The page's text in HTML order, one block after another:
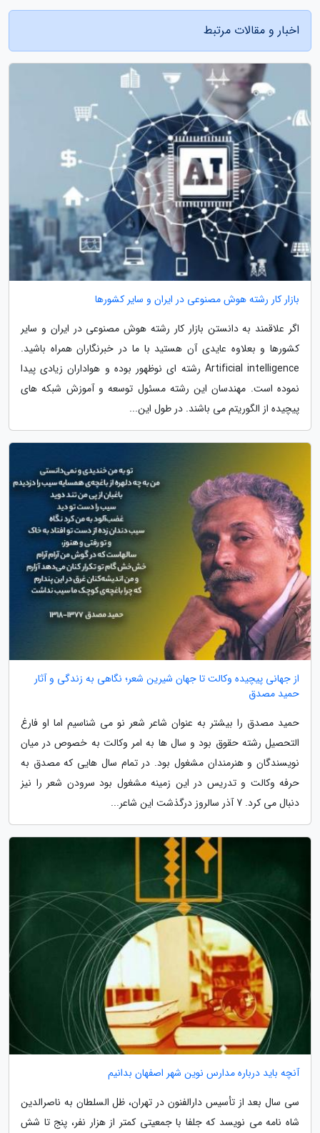
اخبار و مقالات مرتبط
بازار کار رشته هوش مصنوعی در ایران و سایر کشورها
اگر علاقمند به دانستن بازار کار رشته هوش مصنوعی در ایران و سایر
کشورها و بعلاوه عایدی آن هستید با ما در خبرنگاران همراه باشید.
Artificial intelligence رشته ای نوظهور بوده و هواداران زیادی پیدا
نموده است. مهندسان این رشته مسئول توسعه و آموزش شبکه های
پیچیده از الگوریتم می باشند. در طول این...
از جهانی پیچیده وکالت تا جهان شیرین شعر؛ نگاهی به زندگی و آثار
حمید مصدق
حمید مصدق را بیشتر به عنوان شاعر شعر نو می شناسیم اما او فارغ
التحصیل رشته حقوق بود و سال ها به امر وکالت به خصوص در میان
نویسندگان و هنرمندان مشغول بود. در تمام سال هایی که مصدق به
حرفه وکالت و تدریس در این زمینه مشغول بود سرودن شعر را نیز
دنبال می کرد. 7 آذر سالروز درگذشت این شاعر...
آنچه باید درباره مدارس نوین شهر اصفهان بدانیم
سی سال بعد از تأسیس دارالفنون در تهران، ظل السلطان به ناصرالدین
شاه نامه می نویسد که جلفا با جمعیتی کمتر از هزار نفر، پنج تا شش